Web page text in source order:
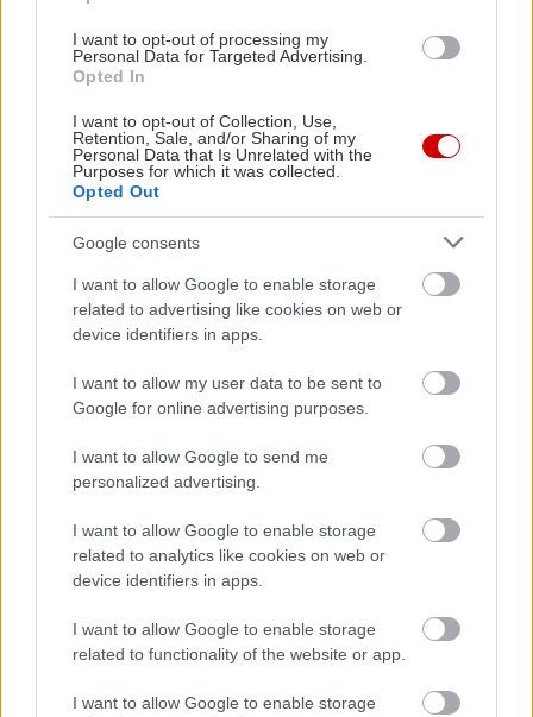
I want to opt-out of processing my
Personal Data for Targeted Advertising.
Opted In
I want to opt-out of Collection, Use,
Retention, Sale, and/or Sharing of my
Personal Data that Is Unrelated with the
Purposes for which it was collected.
Opted Out
Google consents
I want to allow Google to enable storage
related to advertising like cookies on web or
device identifiers in apps.
I want to allow my user data to be sent to
Google for online advertising purposes.
I want to allow Google to send me
personalized advertising.
I want to allow Google to enable storage
related to analytics like cookies on web or
device identifiers in apps.
I want to allow Google to enable storage
related to functionality of the website or app.
I want to allow Google to enable storage
Δείτε ακόμη